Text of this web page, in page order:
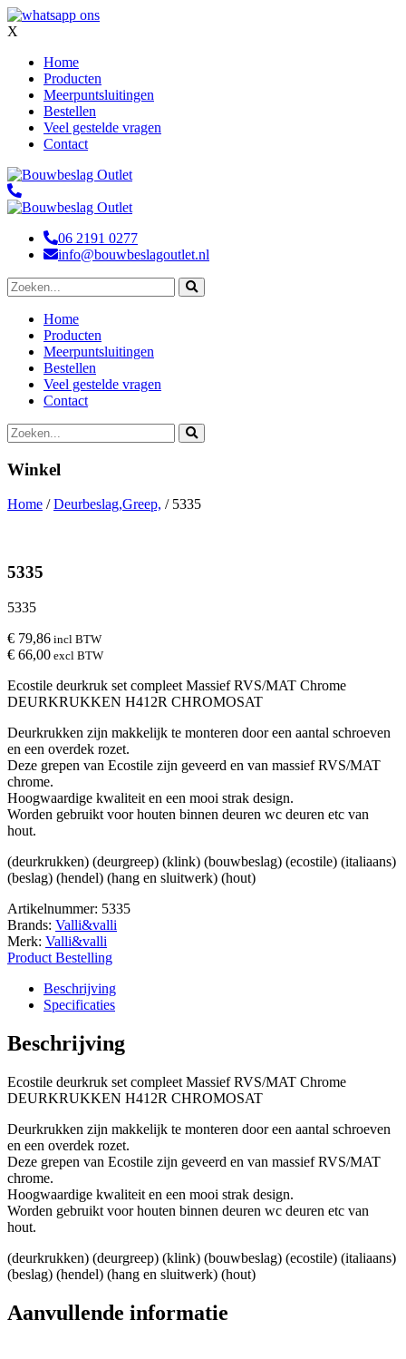
X
Home
Producten
Meerpuntsluitingen
Bestellen
Veel gestelde vragen
Contact
06 2191 0277
info@bouwbeslagoutlet.nl
Home
Producten
Meerpuntsluitingen
Bestellen
Veel gestelde vragen
Contact
Winkel
Home /Deurbeslag,Greep, / 5335
5335
5335
€ 79,86 incl BTW
€ 66,00 excl BTW
Ecostile deurkruk set compleet Massief RVS/MAT Chrome
DEURKRUKKEN H412R CHROMOSAT
Deurkrukken zijn makkelijk te monteren door een aantal schroeven
en een overdek rozet.
Deze grepen van Ecostile zijn geveerd en van massief RVS/MAT
chrome.
Hoogwaardige kwaliteit en een mooi strak design.
Worden gebruikt voor houten binnen deuren wc deuren etc van
hout.
(deurkrukken) (deurgreep) (klink) (bouwbeslag) (ecostile) (italiaans)
(beslag) (hendel) (hang en sluitwerk) (hout)
Artikelnummer: 5335
Brands: Valli&valli
Merk: Valli&valli
Product Bestelling
Beschrijving
Specificaties
Beschrijving
Ecostile deurkruk set compleet Massief RVS/MAT Chrome
DEURKRUKKEN H412R CHROMOSAT
Deurkrukken zijn makkelijk te monteren door een aantal schroeven
en een overdek rozet.
Deze grepen van Ecostile zijn geveerd en van massief RVS/MAT
chrome.
Hoogwaardige kwaliteit en een mooi strak design.
Worden gebruikt voor houten binnen deuren wc deuren etc van
hout.
(deurkrukken) (deurgreep) (klink) (bouwbeslag) (ecostile) (italiaans)
(beslag) (hendel) (hang en sluitwerk) (hout)
Aanvullende informatie